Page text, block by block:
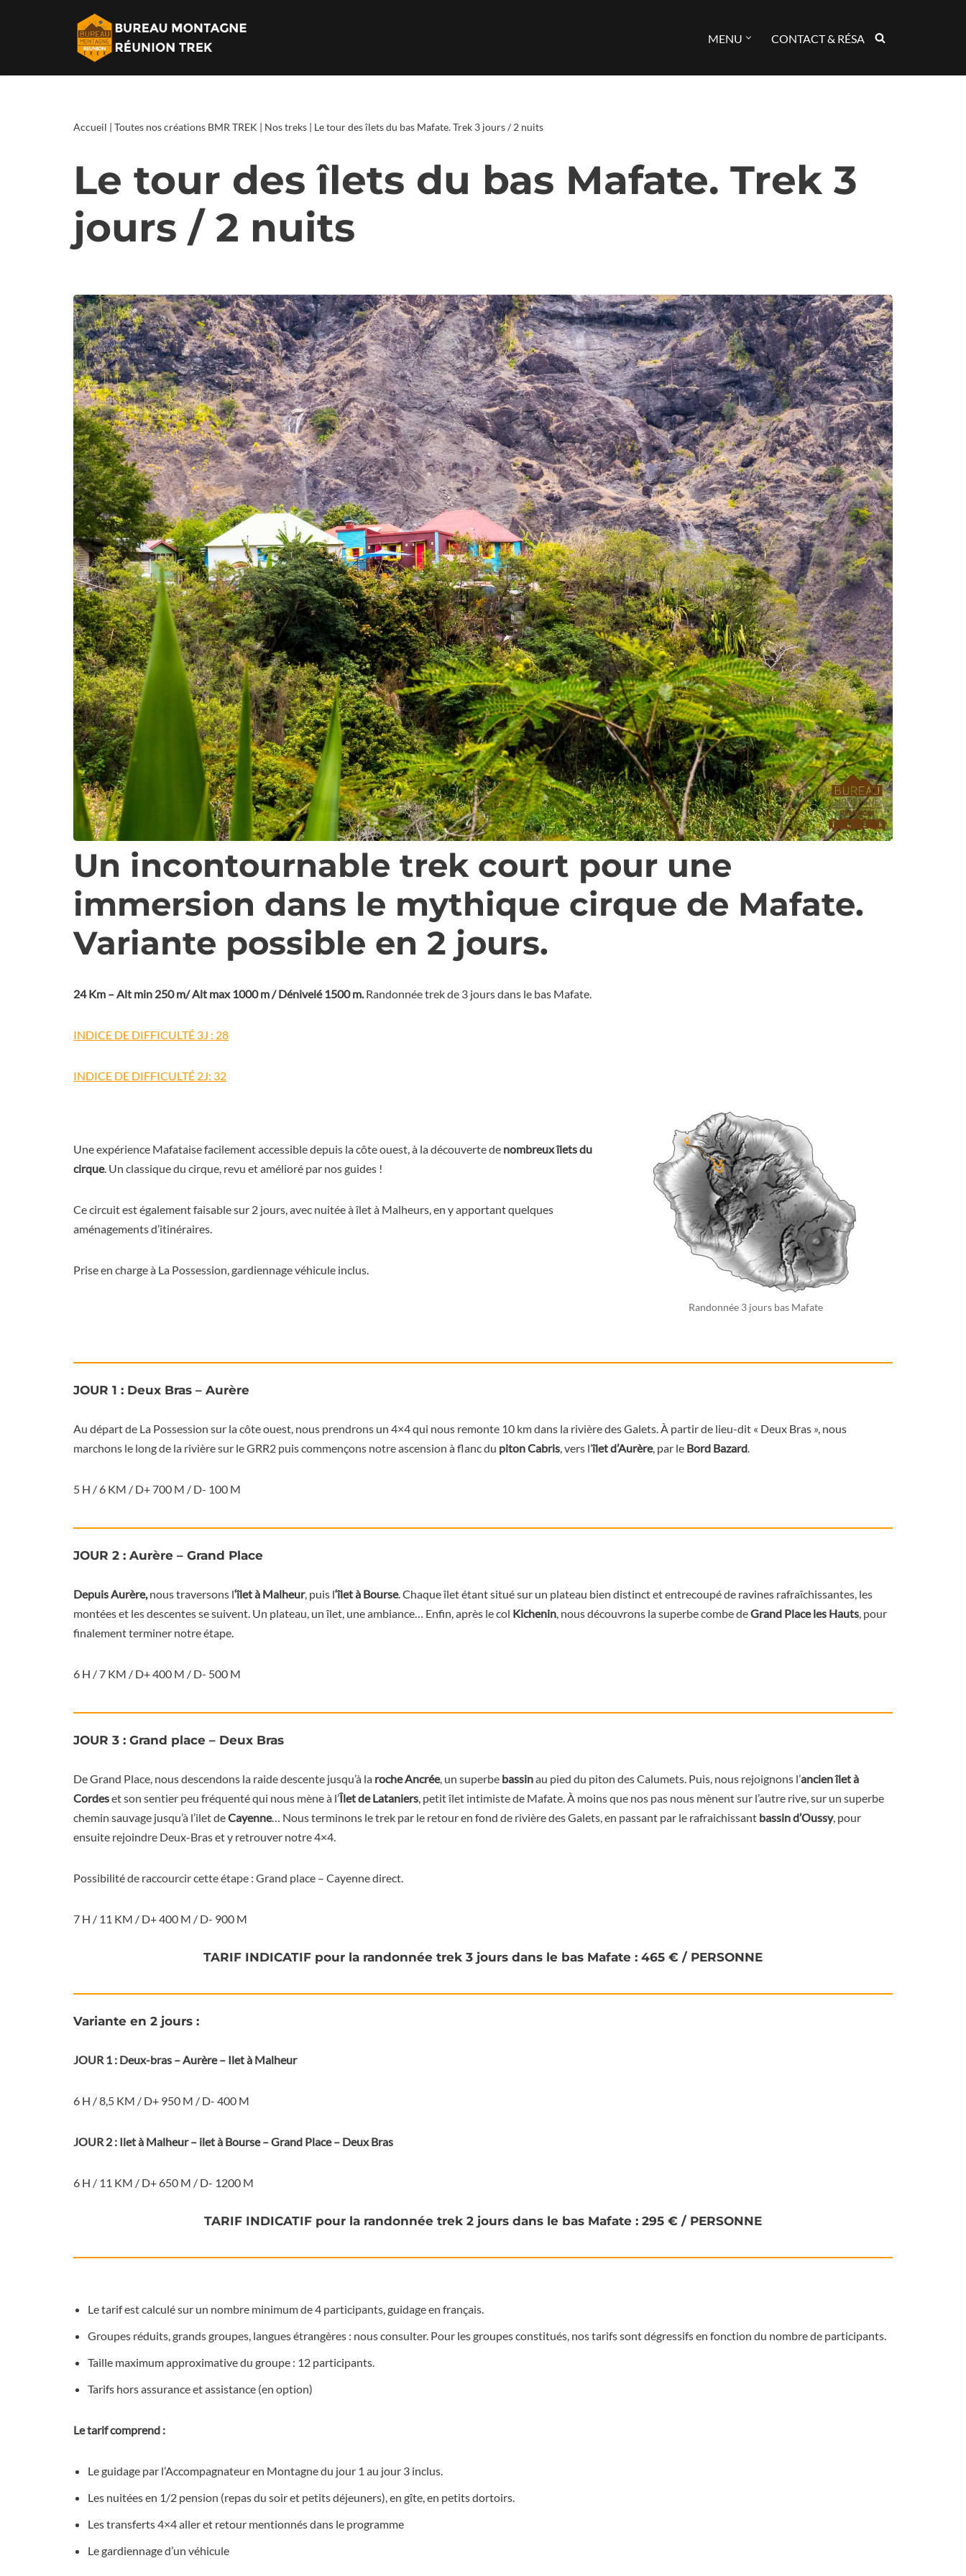
contenu
MENU CONTACT & RÉSA
Accueil | Toutes nos créations BMR TREK | Nos treks | Le tour des îlets du bas Mafate. Trek 3 jours / 2 nuits
Le tour des îlets du bas Mafate. Trek 3
jours / 2 nuits
Un incontournable trek court pour une
immersion dans le mythique cirque de Mafate.
Variante possible en 2 jours.
24 Km – Alt min 250 m/ Alt max 1000 m / Dénivelé 1500 m.Randonnée trek de 3 jours dans le bas Mafate.
INDICE DE DIFFICULTÉ 3J : 28
INDICE DE DIFFICULTÉ 2J: 32
Une expérience Mafataise facilement accessible depuis la côte ouest, à la découverte de nombreux îlets du
cirque. Un classique du cirque, revu et amélioré par nos guides !
Ce circuit est également faisable sur 2 jours, avec nuitée à îlet à Malheurs, en y apportant quelques
aménagements d’itinéraires.
Prise en charge à La Possession, gardiennage véhicule inclus.
Randonnée 3 jours bas Mafate
JOUR 1 : Deux Bras – Aurère
Au départ de La Possession sur la côte ouest, nous prendrons un 4×4 qui nous remonte 10 km dans la rivière des Galets. À partir de lieu-dit « Deux Bras », nous
marchons le long de la rivière sur le GRR2 puis commençons notre ascension à flanc du piton Cabris, vers l’îlet d’Aurère, par le Bord Bazard.
5 H / 6 KM / D+ 700 M / D- 100 M
JOUR 2 : Aurère – Grand Place
Depuis Aurère,nous traversons l‘îlet à Malheur, puis l‘îlet à Bourse. Chaque îlet étant situé sur un plateau bien distinct et entrecoupé de ravines rafraîchissantes, les
montées et les descentes se suivent. Un plateau, un îlet, une ambiance… Enfin, après le col Kichenin, nous découvrons la superbe combe deGrand Place les Hauts, pour
finalement terminer notre étape.
6 H / 7 KM / D+ 400 M / D- 500 M
JOUR 3 : Grand place – Deux Bras
De Grand Place, nous descendons la raide descente jusqu’à la roche Ancrée, un superbe bassinau pied du piton desCalumets. Puis, nous rejoignons l’ancien îlet à
Cordeset son sentier peu fréquenté qui nous mène à l’Îlet de Lataniers, petit îlet intimiste de Mafate. À moins que nos pas nous mènent sur l’autre rive, sur un superbe
chemin sauvage jusqu’à l’ilet deCayenne… Nous terminons le trek par le retour en fond de rivière des Galets, en passant par le rafraichissant bassin d’Oussy, pour
ensuite rejoindre Deux-Bras et y retrouver notre 4×4.
Possibilité de raccourcir cette étape : Grand place – Cayenne direct.
7 H / 11 KM / D+ 400 M / D- 900 M
TARIF INDICATIF pour la randonnée trek 3 jours dans le bas Mafate : 465 € / PERSONNE
Variante en 2 jours :
JOUR 1 : Deux-bras – Aurère – Ilet à Malheur
6 H / 8,5 KM / D+ 950 M / D- 400 M
JOUR 2 : Ilet à Malheur – ilet à Bourse – Grand Place – Deux Bras
6 H / 11 KM / D+ 650 M / D- 1200 M
TARIF INDICATIF pour la randonnée trek 2 jours dans le bas Mafate : 295 € / PERSONNE
Le tarif est calculé sur un nombre minimum de 4 participants, guidage en français.
Groupes réduits, grands groupes, langues étrangères : nous consulter. Pour les groupes constitués, nos tarifs sont dégressifs en fonction du nombre de participants.
Taille maximum approximative du groupe : 12 participants.
Tarifs hors assurance et assistance (en option)
Le tarif comprend :
Le guidage par l’Accompagnateur en Montagne du jour 1 au jour 3 inclus.
Les nuitées en 1/2 pension (repas du soir et petits déjeuners), en gîte, en petits dortoirs.
Les transferts 4×4 aller et retour mentionnés dans le programme
Le gardiennage d’un véhicule